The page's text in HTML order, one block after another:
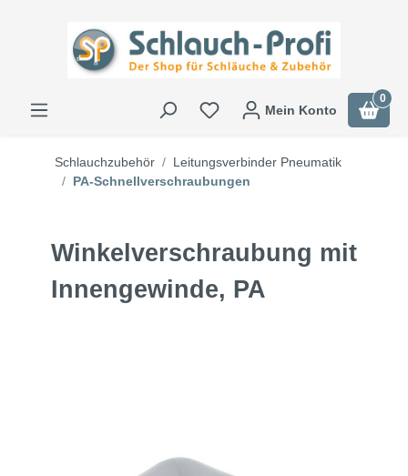
Mein Konto
0
Schlauchzubehör
Leitungsverbinder Pneumatik
PA-Schnellverschraubungen
Winkelverschraubung mit
Innengewinde, PA